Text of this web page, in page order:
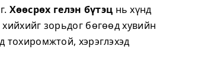
Хөөсрөх гелэн бүтэц нь хүнд
зорьдог бөгөөд хувийн
тохиромжтой, хэрэглэхэд